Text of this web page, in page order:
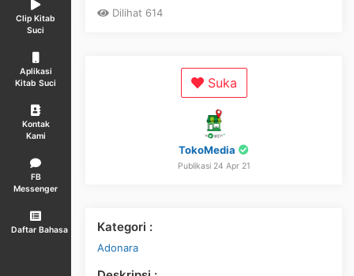
Clip Kitab
Suci
Aplikasi
Kitab Suci
Kontak
Kami
FB
Messenger
Daftar Bahasa
Dilihat 614
Suka
TokoMedia
Publikasi 24 Apr 21
Kategori :
Adonara